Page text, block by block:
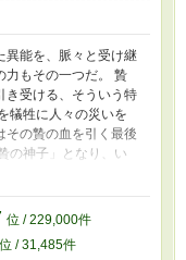
異能を、脈々と受け継
力もその一つだ。 贄
き受ける、そういう特
犠牲に人々の災いを
その贄の血を引く最後
の神子」となり、い
った。 そしてその
、少年を守るために
の物語。 ・雰囲気和
距離が近いがRまで
位 / 229,000件
位 / 31,485件